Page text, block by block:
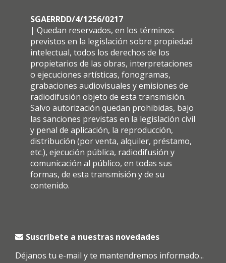
SGAERRDD/4/1256/0217
| Quedan reservados, en los términos
previstos en la legislación sobre propiedad
intelectual, todos los derechos de los
propietarios de las obras, interpretaciones
o ejecuciones artísticas, fonogramas,
grabaciones audiovisuales y emisiones de
radiodifusión objeto de esta transmisión.
Salvo autorización quedan prohibidas, bajo
las sanciones previstas en la legislación civil
y penal de aplicación, la reproducción,
distribución (por venta, alquiler, préstamo,
etc.), ejecución pública, radiodifusión y
comunicación al público, en todas sus
formas, de esta transmisión y de su
contenido.
Suscríbete a nuestras novedades
Déjanos tu e-mail y te mantendremos informado...